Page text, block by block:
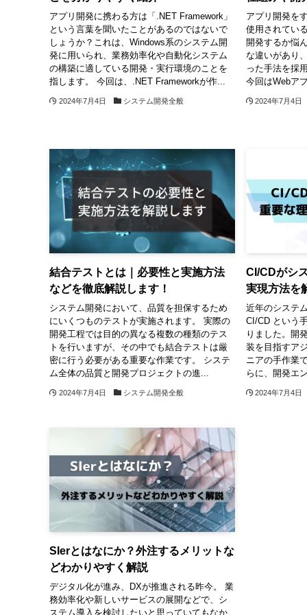
アプリ開発に携わる方は「.NET Framework」
という言葉を聞いたことがあるのではないで
しょうか？これは、Windows系のシステム開
発に用いられ、業務効率化や自動化システム
の構築に適している開発・実行環境のことを
指します。 今回は、.NET Frameworkが作...
2024年7月4日 システム開発全般
アプリ開発を
使用されてい
開発するか悩
な違いがあり
った手法を採
今回はWebア
2024年7月4日
結合テストとは｜必要性と実施方法
などを徹底解説します！
システム開発において、品質を担保するため
にいくつものテストが実施されます。 実際の
開発工程では目的の異なる複数の種類のテス
トを行いますが、その中でも結合テストは厳
密に行う必要がある重要な作業です。 システ
ム全体の品質と開発プロジェクトの進...
2024年7月4日 システム開発全般
CI/CDがシ
実現方法を
近年のシステ
CI/CD という
りました。開
装を目指すア
ニアの手作業
らに、開発エ
2024年7月4日
SIerとはなにか？外注するメリットな
どわかりやすく解説
デジタル化が進み、DXが推進される昨今。 業
務効率化や新しいサービスの展開などで、シ
ステム導入を検討したいと思っていてもなか